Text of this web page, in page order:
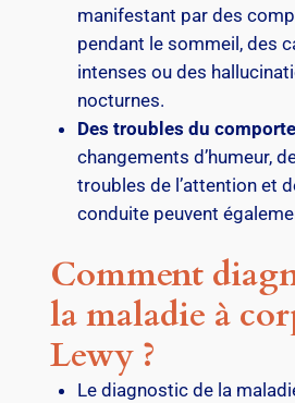
manifestant par des
pendant le sommeil, des
intenses ou des
nocturnes.
Des troubles du
changements d’humeur,
troubles de l’attention et
conduite peuvent
Comment
la maladie à
Lewy ?
Le diagnostic de la